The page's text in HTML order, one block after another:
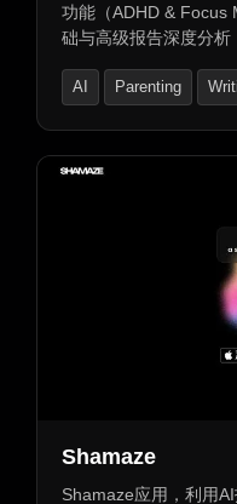
功能（ADHD & Focus
础与高级报告深度分析
AI Parenting
Shamaze
Shamaze应用，利用